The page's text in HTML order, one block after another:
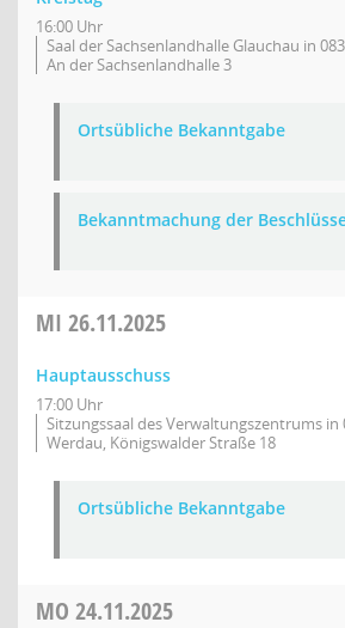
16:00 Uhr
Saal der Sachsenlandhalle Glauchau in
An der Sachsenlandhalle 3
Ortsübliche Bekanntgabe
Bekanntmachung der
MI 26.11.2025
Hauptausschuss
17:00 Uhr
Sitzungssaal des Verwaltungszentrums in
Werdau, Königswalder Straße 18
Ortsübliche Bekanntgabe
MO 24.11.2025